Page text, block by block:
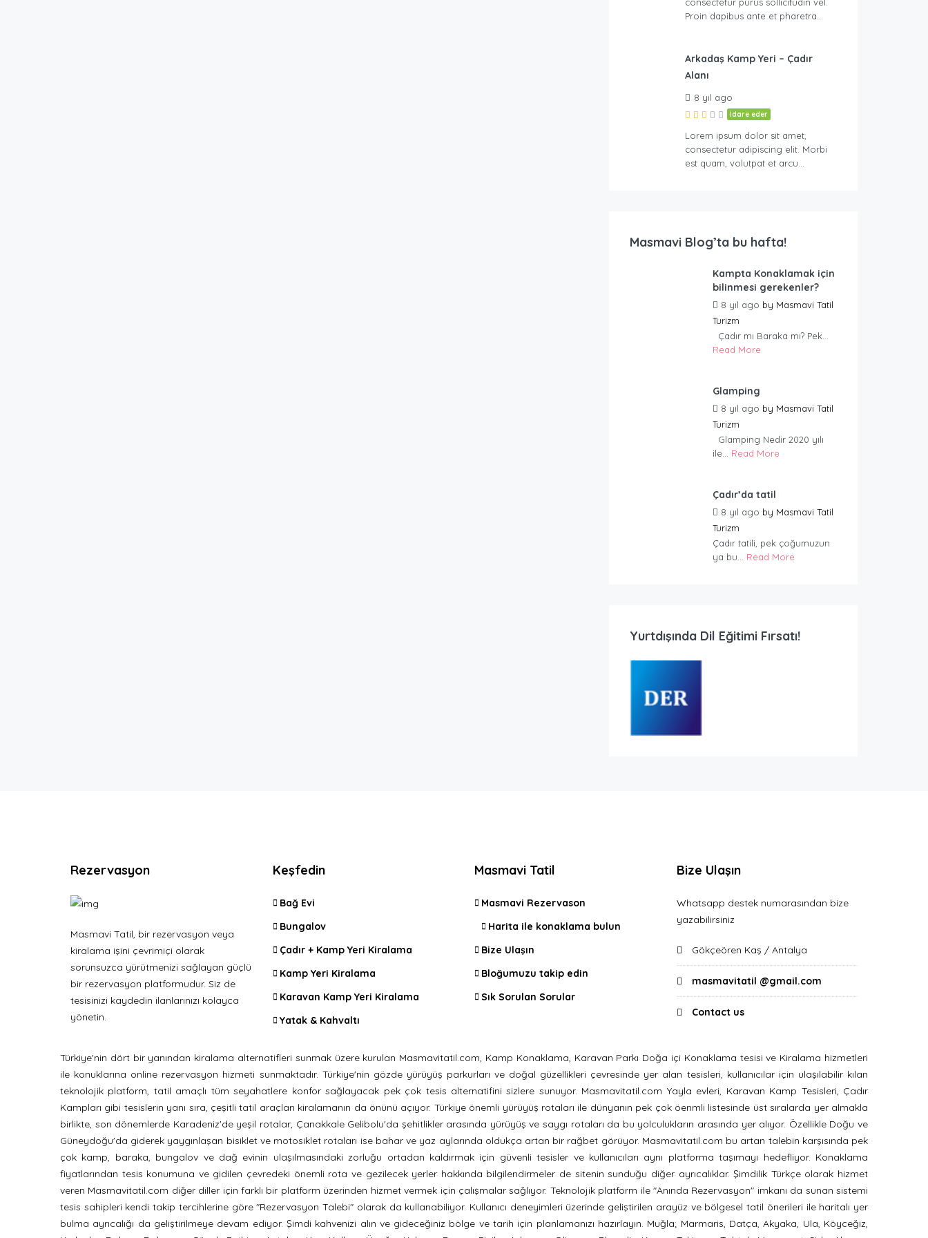
Proin dapibus ante et pharetra…
Arkadaş Kamp Yeri – Çadır
Alanı
8 yıl ago
İdare eder
Lorem ipsum dolor sit amet,
consectetur adipiscing elit. Morbi
est quam, volutpat et arcu…
Masmavi Blog’ta bu hafta!
Kampta Konaklamak için
bilinmesi gerekenler?
8 yıl ago by Masmavi Tatil
Turizm
Çadır mı Baraka mı? Pek...
Read More
Glamping
8 yıl ago by Masmavi Tatil
Turizm
Glamping Nedir 2020 yılı
ile... Read More
Çadır’da tatil
8 yıl ago by Masmavi Tatil
Turizm
Çadır tatili, pek çoğumuzun
ya bu... Read More
Yurtdışında Dil Eğitimi Fırsatı!
Rezervasyon
Masmavi Tatil, bir rezervasyon veya
kiralama işini çevrimiçi olarak
sorunsuzca yürütmenizi sağlayan güçlü
bir rezervasyon platformudur. Siz de
tesisinizi kaydedin ilanlarınızı kolayca
yönetin.
Keşfedin
Bağ Evi
Bungalov
Çadır + Kamp Yeri Kiralama
Kamp Yeri Kiralama
Karavan Kamp Yeri Kiralama
Yatak & Kahvaltı
Masmavi Tatil
Masmavi Rezervason
Harita ile konaklama bulun
Bize Ulaşın
Bloğumuzu takip edin
Sık Sorulan Sorular
Bize Ulaşın
Whatsapp destek numarasından bize
yazabilirsiniz
Gökçeören Kaş / Antalya
masmavitatil @gmail.com
Contact us
Türkiye'nin dört bir yanından kiralama alternatifleri sunmak üzere kurulan Masmavitatil.com, Kamp Konaklama, Karavan Parkı Doğa içi Konaklama tesisi ve Kiralama hizmetleri
ile konuklarına online rezervasyon hizmeti sunmaktadır. Türkiye'nin gözde yürüyüş parkurları ve doğal güzellikleri çevresinde yer alan tesisleri, kullanıcılar için ulaşılabilir kılan
teknolojik platform, tatil amaçlı tüm seyahatlere konfor sağlayacak pek çok tesis alternatifini sizlere sunuyor. Masmavitatil.com Yayla evleri, Karavan Kamp Tesisleri, Çadır
Kampları gibi tesislerin yanı sıra, çeşitli tatil araçları kiralamanın da önünü açıyor. Türkiye önemli yürüyüş rotaları ile dünyanın pek çok öenmli listesinde üst sıralarda yer almakla
birlikte, son dönemlerde Karadeniz'de yeşil rotalar, Çanakkale Gelibolu'da şehitlikler arasında yürüyüş ve saygı rotaları da bu yolculukların arasında yer alıyor. Özellikle Doğu ve
Güneydoğu'da giderek yaygınlaşan bisiklet ve motosiklet rotaları ise bahar ve yaz aylarında oldukça artan bir rağbet görüyor. Masmavitatil.com bu artan talebin karşısında pek
çok kamp, baraka, bungalov ve dağ evinin ulaşılmasındaki zorluğu ortadan kaldırmak için güvenli tesisler ve kullanıcıları aynı platforma taşımayı hedefliyor. Konaklama
fiyatlarından tesis konumuna ve gidilen çevredeki önemli rota ve gezilecek yerler hakkında bilgilendirmeler de sitenin sunduğu diğer ayrıcalıklar. Şimdilik Türkçe olarak hizmet
veren Masmavitatil.com diğer diller için farklı bir platform üzerinden hizmet vermek için çalışmalar sağlıyor. Teknolojik platform ile "Anında Rezervasyon" imkanı da sunan sistemi
tesis sahipleri kendi takip tercihlerine göre "Rezervasyon Talebi" olarak da kullanabiliyor. Kullanıcı deneyimleri üzerinde geliştirilen arayüz ve bölgesel tatil önerileri ile haritalı yer
bulma ayrıcalığı da geliştirilmeye devam ediyor. Şimdi kahvenizi alın ve gideceğiniz bölge ve tarih için planlamanızı hazırlayın. Muğla; Marmaris, Datça, Akyaka, Ula, Köyceğiz,